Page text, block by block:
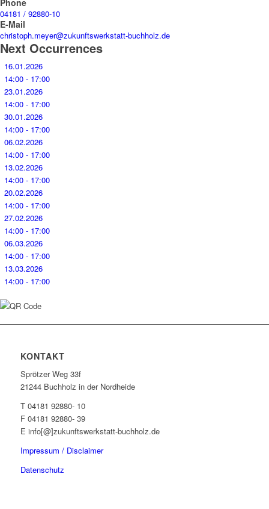
Phone
04181 / 92880-10
E-Mail
christoph.meyer@zukunftswerkstatt-buchholz.de
Next Occurrences
16.01.2026
14:00 - 17:00
23.01.2026
14:00 - 17:00
30.01.2026
14:00 - 17:00
06.02.2026
14:00 - 17:00
13.02.2026
14:00 - 17:00
20.02.2026
14:00 - 17:00
27.02.2026
14:00 - 17:00
06.03.2026
14:00 - 17:00
13.03.2026
14:00 - 17:00
KONTAKT
Sprötzer Weg 33f
21244 Buchholz in der Nordheide
T 04181 92880- 10
F 04181 92880- 39
E info[@]zukunftswerkstatt-buchholz.de
Impressum / Disclaimer
Datenschutz